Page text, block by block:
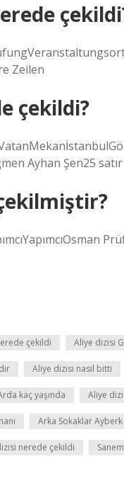
Zeilen
çekildi?
Ayhan Şen25
çekildi Aliye dizisi
Aliye dizisi nasıl bitti
kaç yaşında Aliye
Arka Sokaklar Ayberk
nerede çekildi